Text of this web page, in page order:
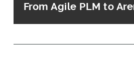
From Agile PLM to